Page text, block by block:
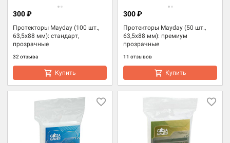
Протекторы Mayday (100 шт.,
63,5x88 мм): стандарт,
прозрачные
32 отзыва
300 ₽
Купить
Протекторы Mayday (50 шт.,
63,5x88 мм): премиум
прозрачные
11 отзывов
300 ₽
Купить